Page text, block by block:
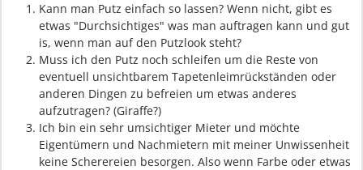
Kann man Putz einfach so lassen? Wenn nicht, gibt es
etwas "Durchsichtiges" was man auftragen kann und gut
is, wenn man auf den Putzlook steht?
Muss ich den Putz noch schleifen um die Reste von
eventuell unsichtbarem Tapetenleimrückständen oder
anderen Dingen zu befreien um etwas anderes
aufzutragen? (Giraffe?)
Ich bin ein sehr umsichtiger Mieter und möchte
Eigentümern und Nachmietern mit meiner Unwissenheit
keine Scherereien besorgen. Also wenn Farbe oder etwas